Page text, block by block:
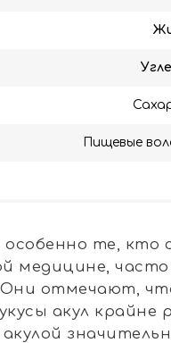
Пищевые
особенно те, кто
медицине,
Они отмечают,
акул